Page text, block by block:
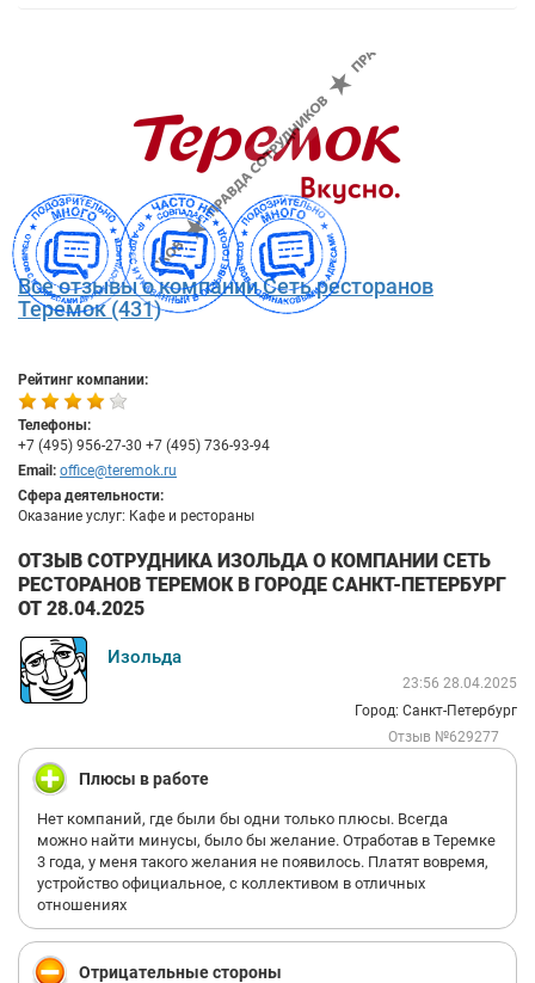
Все отзывы о компании Сеть ресторанов
Теремок (431)
Рейтинг компании:
Телефоны:
+7 (495) 956-27-30 +7 (495) 736-93-94
Email: office@teremok.ru
Сфера деятельности:
Оказание услуг: Кафе и рестораны
ОТЗЫВ СОТРУДНИКА ИЗОЛЬДА О КОМПАНИИ СЕТЬ
РЕСТОРАНОВ ТЕРЕМОК В ГОРОДЕ САНКТ-ПЕТЕРБУРГ
ОТ 28.04.2025
Изольда
23:56 28.04.2025
Город: Санкт-Петербург
Отзыв №629277
Плюсы в работе
Нет компаний, где были бы одни только плюсы. Всегда
можно найти минусы, было бы желание. Отработав в Теремке
3 года, у меня такого желания не появилось. Платят вовремя,
устройство официальное, с коллективом в отличных
отношениях
Отрицательные стороны